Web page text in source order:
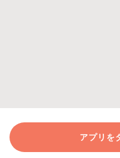
アプリを